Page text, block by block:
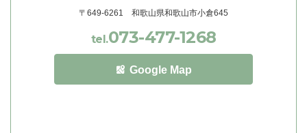
〒649-6261 和歌山県和歌山市小倉645
tel.073-477-1268
Google Map